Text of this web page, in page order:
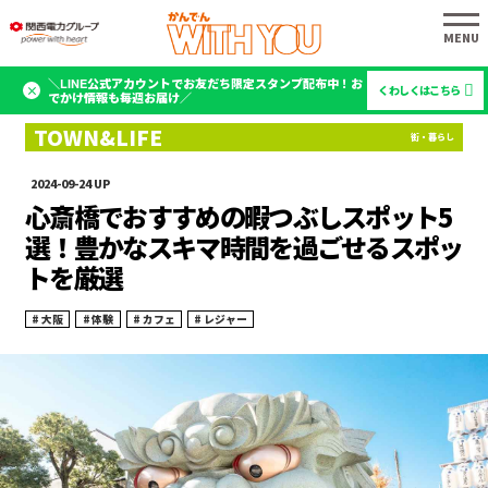
＼LINE公式アカウントでお友だち限定スタンプ配布中！お
でかけ情報も毎週お届け／
くわしくはこちら
2024-09-24
心斎橋でおすすめの暇つぶしスポット5
選！豊かなスキマ時間を過ごせるスポッ
トを厳選
大阪 体験 カフェ レジャー